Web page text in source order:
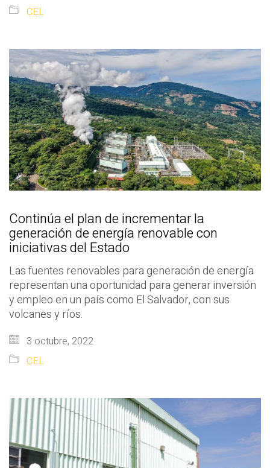
CEL
Continúa el plan de incrementar la
generación de energía renovable con
iniciativas del Estado
Las fuentes renovables para generación de energía
representan una oportunidad para generar inversión
y empleo en un país como El Salvador, con sus
volcanes y ríos.
3 octubre, 2022
CEL